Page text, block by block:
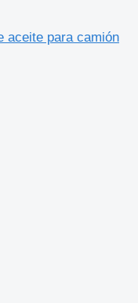
aceite para camión